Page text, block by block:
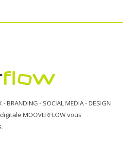
BRANDING - SOCIAL MEDIA - DESIGN
MOOVERFLOW vous